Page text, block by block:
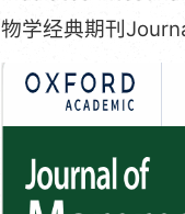
物学经典期刊